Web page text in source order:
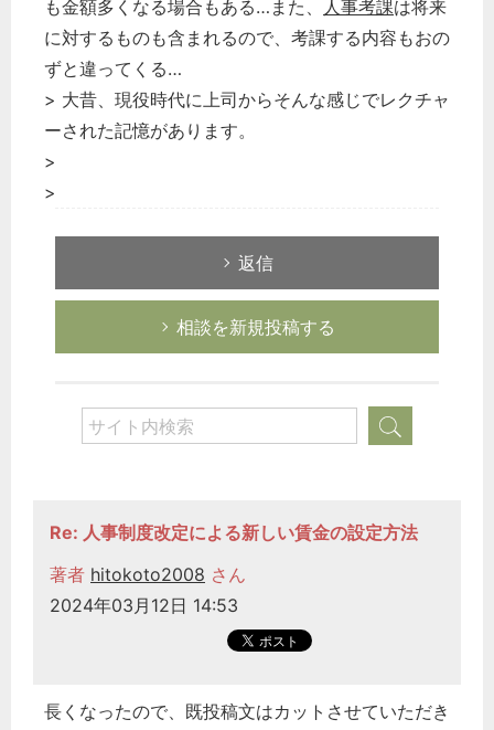
も金額多くなる場合もある…また、 人事考課は将来
に対するものも含まれるので、考課する内容もおの
ずと違ってくる…
> 大昔、現役時代に上司からそんな感じでレクチャ
ーされた記憶があります。
>
>
返信
相談を新規投稿する
Re: 人事制度改定による新しい賃金の設定方法
著者 hitokoto2008 さん
2024年03月12日 14:53
長くなったので、既投稿文はカットさせていただき
経営の知恵
総務の給湯室
秘書のノウハウ
次へ